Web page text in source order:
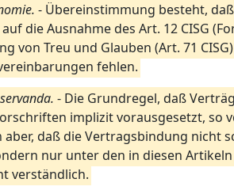
- Übereinstimmung besteht,
auf die Ausnahme des Art. 12 CISG
von Treu und Glauben (Art. 71
fehlen.
- Die Grundregel, daß
implizit vorausgesetzt, so
aber, daß die Vertragsbindung nicht
nur unter den in diesen
verständlich.